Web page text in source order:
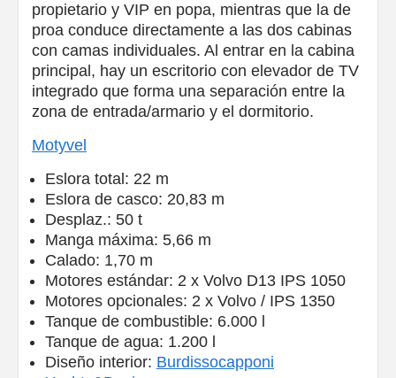
propietario y VIP en popa, mientras que la de
proa conduce directamente a las dos cabinas
con camas individuales. Al entrar en la cabina
principal, hay un escritorio con elevador de TV
integrado que forma una separación entre la
zona de entrada/armario y el dormitorio.
Motyvel
Eslora total: 22 m
Eslora de casco: 20,83 m
Desplaz.: 50 t
Manga máxima: 5,66 m
Calado: 1,70 m
Motores estándar: 2 x Volvo D13 IPS 1050
Motores opcionales: 2 x Volvo / IPS 1350
Tanque de combustible: 6.000 l
Tanque de agua: 1.200 l
Diseño interior: Burdissocapponi